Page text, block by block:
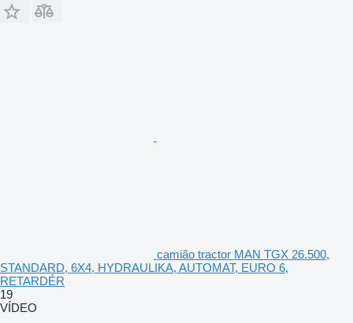
camião tractor MAN TGX 26.500,
STANDARD, 6X4, HYDRAULIKA, AUTOMAT, EURO 6,
RETARDÉR
19
VÍDEO